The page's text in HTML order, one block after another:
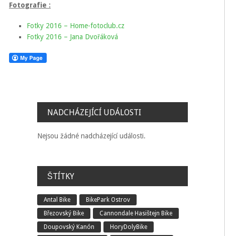
Fotografie :
Fotky 2016 – Home-fotoclub.cz
Fotky 2016 – Jana Dvořáková
NADCHÁZEJÍCÍ UDÁLOSTI
Nejsou žádné nadcházející události.
ŠTÍTKY
Antal Bike
BikePark Ostrov
Březovský Bike
Cannondale Hasištejn Bike
Doupovský Kanón
HoryDolyBike